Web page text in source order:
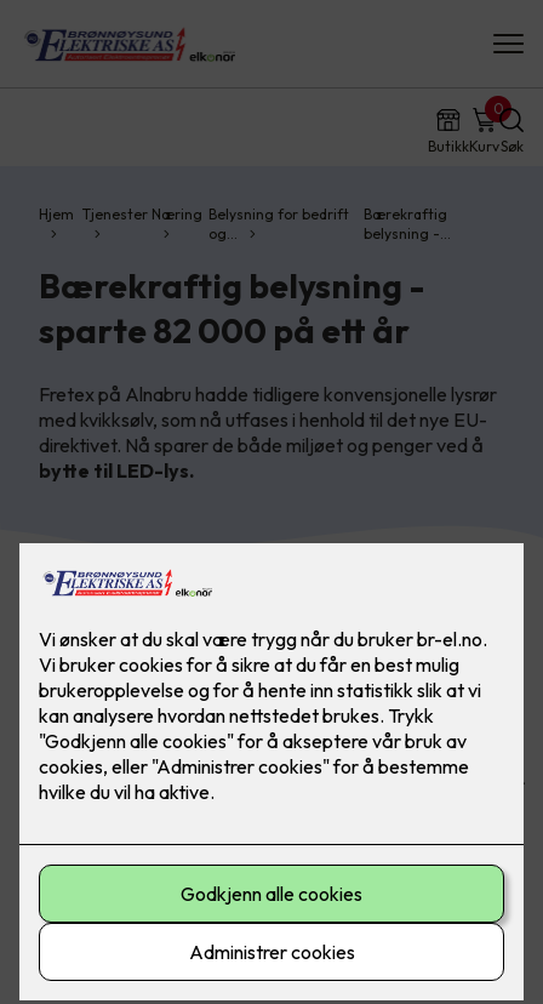
ButikkKurv
0
Søk
Hjem Tjenester Næring Belysning for bedrift
og…
Bærekraftig
belysning -…
Bærekraftig belysning -
sparte 82 000 på ett år
Fretex på Alnabru hadde tidligere konvensjonelle lysrør
med kvikksølv, som nå utfases i henhold til det nye EU-
direktivet. Nå sparer de både miljøet og penger ved å
bytte til LED-lys.
Butikken har spart masse penger på å bytte ut gamle lysrør
Utgått belysning måtte erstattes
Lysarmaturene i Fretex-butikken på Alnabru hadde
konvensjonelle lysstoffrør som inneholdt kvikksølv.